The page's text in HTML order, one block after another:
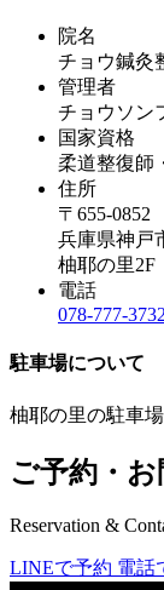
院名
チョウ鍼灸
管理者
チョウソン
国家資格
柔道整復師
住所
〒655-0852
兵庫県神戸
柚耶の里2F
電話
078-777-3732
駐車場について
柚耶の里の駐車
ご予約・
Reservation &
LINEで予約 電話